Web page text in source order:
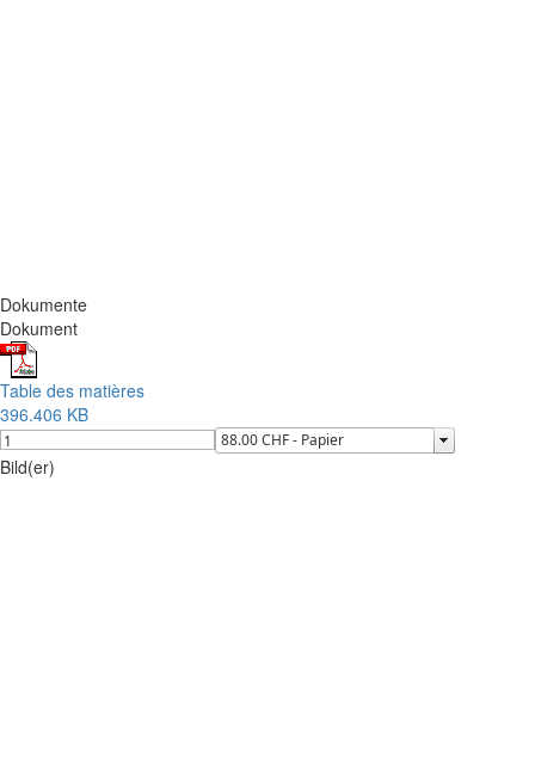
Dokumente
Dokument
Table des matières
396.406 KB
Bild(er)